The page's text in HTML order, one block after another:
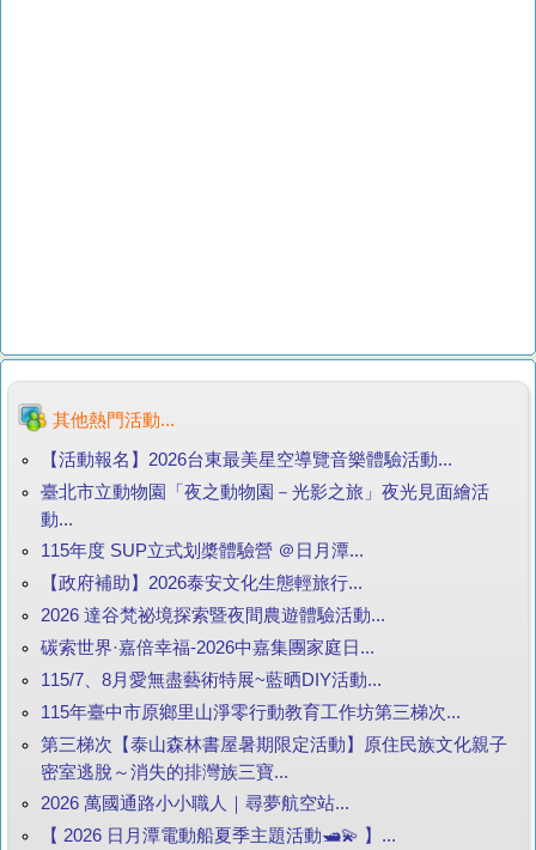
其他熱門活動...
【活動報名】2026台東最美星空導覽音樂體驗活動...
臺北市立動物園「夜之動物園－光影之旅」夜光見面繪活
動...
115年度 SUP立式划槳體驗營 ＠日月潭...
【政府補助】2026泰安文化生態輕旅行...
2026 達谷梵祕境探索暨夜間農遊體驗活動...
碳索世界·嘉倍幸福-2026中嘉集團家庭日...
115/7、8月愛無盡藝術特展~藍晒DIY活動...
115年臺中市原鄉里山淨零行動教育工作坊第三梯次...
第三梯次【泰山森林書屋暑期限定活動】原住民族文化親子
密室逃脫～消失的排灣族三寶...
2026 萬國通路小小職人｜尋夢航空站...
【 2026 日月潭電動船夏季主題活動🛥️💫 】...